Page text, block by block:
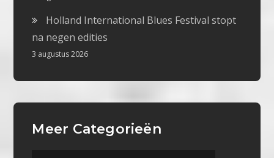
Holland International Blues Festival stopt
na negen edities
3 augustus 2026
Meer Categorieën